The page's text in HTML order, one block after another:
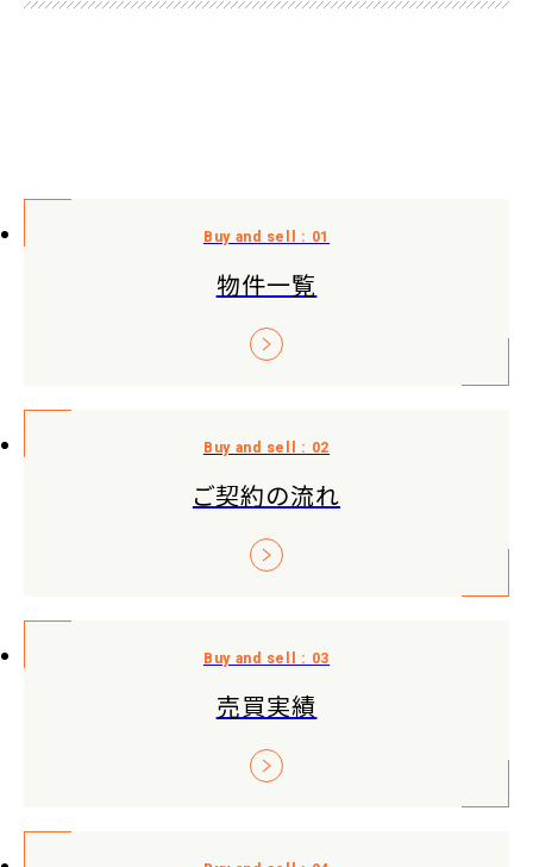
物件一覧
ご契約の流れ
売買実績